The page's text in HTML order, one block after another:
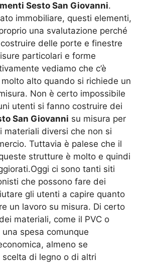
Sesto San Giovanni.
immobiliare, questi elementi,
una svalutazione perché
delle porte e finestre
particolari e forme
vediamo che c’è
alto quando si richiede un
Non è certo impossibile
utenti si fanno costruire dei
San Giovanni su misura per
materiali diversi che non si
Tuttavia è palese che il
strutture è molto e quindi
ci sono tanti siti
che possono fare dei
gli utenti a capire quanto
un lavoro su misura. Di certo
materiali, come il PVC o
una spesa comunque
almeno se
di legno o di altri